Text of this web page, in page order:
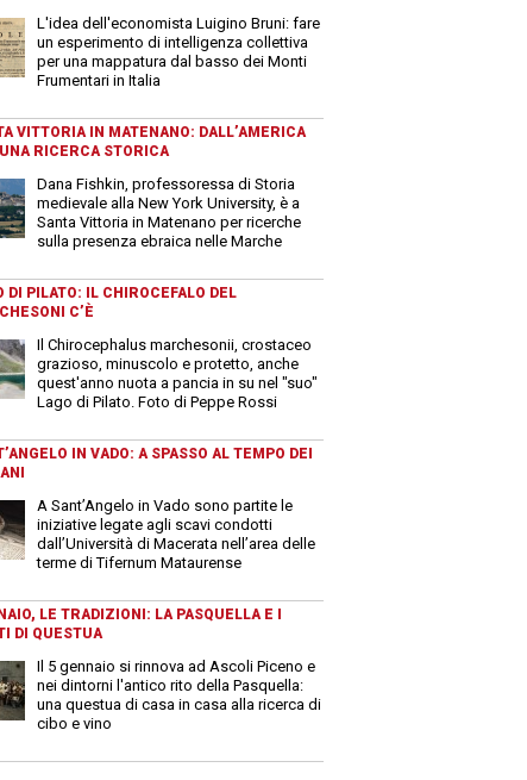
L'idea dell'economista Luigino Bruni: fare
un esperimento di intelligenza collettiva
per una mappatura dal basso dei Monti
Frumentari in Italia
VITTORIA IN MATENANO: DALL’AMERICA
RICERCA STORICA
Dana Fishkin, professoressa di Storia
medievale alla New York University, è a
Santa Vittoria in Matenano per ricerche
sulla presenza ebraica nelle Marche
DI PILATO: IL CHIROCEFALO DEL
C’È
Il Chirocephalus marchesonii, crostaceo
grazioso, minuscolo e protetto, anche
quest'anno nuota a pancia in su nel "suo"
Lago di Pilato. Foto di Peppe Rossi
IN VADO: A SPASSO AL TEMPO DEI
A Sant’Angelo in Vado sono partite le
iniziative legate agli scavi condotti
dall’Università di Macerata nell’area delle
terme di Tifernum Mataurense
LE TRADIZIONI: LA PASQUELLA E I
DI QUESTUA
Il 5 gennaio si rinnova ad Ascoli Piceno e
nei dintorni l'antico rito della Pasquella:
una questua di casa in casa alla ricerca di
cibo e vino